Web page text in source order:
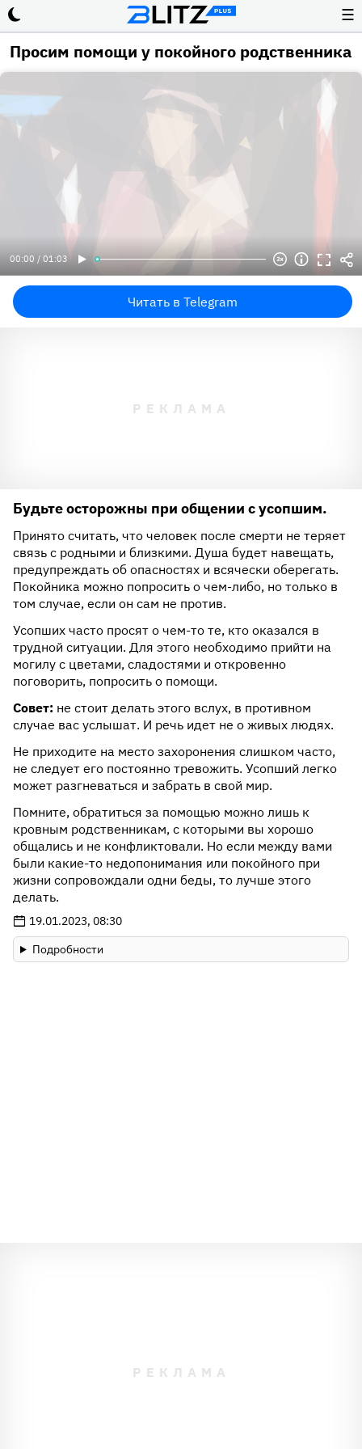
☰
Просим помощи у покойного родственника
00:00 / 01:03
Читать в Telegram
Будьте осторожны при общении с усопшим.
Принято считать, что человек после смерти не теряет
связь с родными и близкими. Душа будет навещать,
предупреждать об опасностях и всячески оберегать.
Покойника можно попросить о чем-либо, но только в
том случае, если он сам не против.
Усопших часто просят о чем-то те, кто оказался в
трудной ситуации. Для этого необходимо прийти на
могилу с цветами, сладостями и откровенно
поговорить, попросить о помощи.
Совет: не стоит делать этого вслух, в противном
случае вас услышат. И речь идет не о живых людях.
Не приходите на место захоронения слишком часто,
не следует его постоянно тревожить. Усопший легко
может разгневаться и забрать в свой мир.
Помните, обратиться за помощью можно лишь к
кровным родственникам, с которыми вы хорошо
общались и не конфликтовали. Но если между вами
были какие-то недопонимания или покойного при
жизни сопровождали одни беды, то лучше этого
делать.
19.01.2023, 08:30
Подробности